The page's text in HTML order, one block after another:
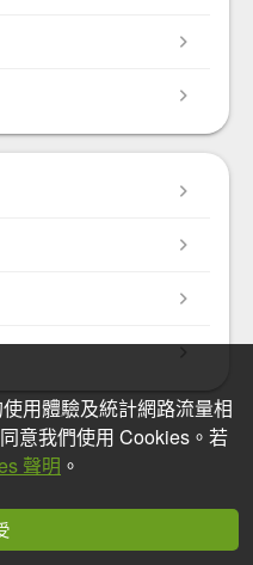
用體驗及統計網路流量相
意我們使用 Cookies。若
聲明 。